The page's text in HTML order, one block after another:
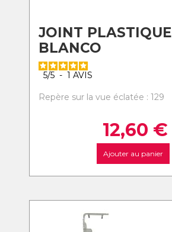
JOINT PLASTIQUE
BLANCO
5/5 - 1 AVIS
Repère sur la vue éclatée : 129
12,60 €
Ajouter au panier